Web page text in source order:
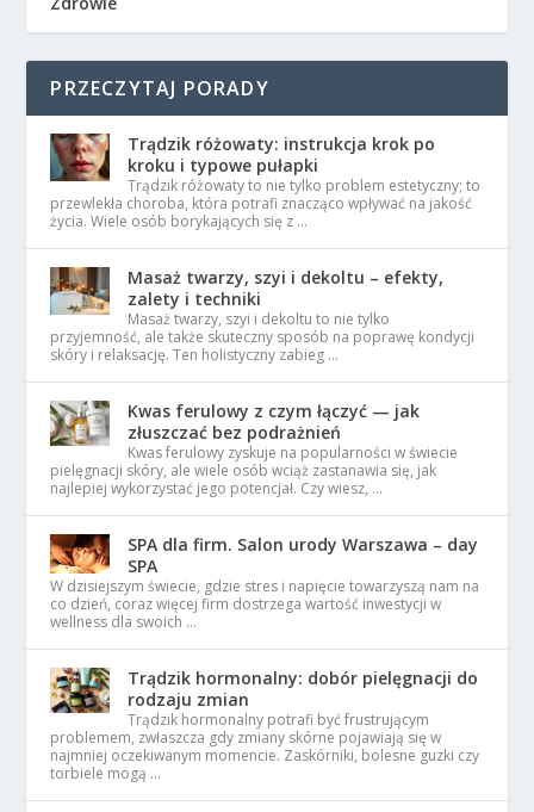
PRZECZYTAJ PORADY
Trądzik różowaty: instrukcja krok po
kroku i typowe pułapki
Trądzik różowaty to nie tylko problem estetyczny; to
przewlekła choroba, która potrafi znacząco wpływać na jakość
życia. Wiele osób borykających się z …
Masaż twarzy, szyi i dekoltu – efekty,
zalety i techniki
Masaż twarzy, szyi i dekoltu to nie tylko
przyjemność, ale także skuteczny sposób na poprawę kondycji
skóry i relaksację. Ten holistyczny zabieg …
Kwas ferulowy z czym łączyć — jak
złuszczać bez podrażnień
Kwas ferulowy zyskuje na popularności w świecie
pielęgnacji skóry, ale wiele osób wciąż zastanawia się, jak
najlepiej wykorzystać jego potencjał. Czy wiesz, …
SPA dla firm. Salon urody Warszawa – day
SPA
W dzisiejszym świecie, gdzie stres i napięcie towarzyszą nam na
co dzień, coraz więcej firm dostrzega wartość inwestycji w
wellness dla swoich …
Trądzik hormonalny: dobór pielęgnacji do
rodzaju zmian
Trądzik hormonalny potrafi być frustrującym
problemem, zwłaszcza gdy zmiany skórne pojawiają się w
najmniej oczekiwanym momencie. Zaskórniki, bolesne guzki czy
torbiele mogą …